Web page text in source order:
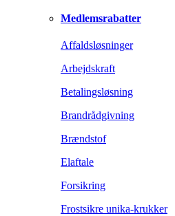
Medlemsrabatter
Affaldsløsninger
Arbejdskraft
Betalingsløsning
Brandrådgivning
Brændstof
Elaftale
Forsikring
Frostsikre unika-krukker